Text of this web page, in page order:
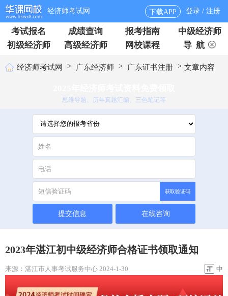
经济师考试网 下载APP 登录 / 注册
考试报名 成绩查询 报考指南
中级经济师
初级经济师
高级经济师 网校课程 导 航
经济师考试网 > 广东经济师 > 广东证书注册 > 文章内容
思维导题、历年真题汇编、三色笔记等
获取验证码
提交信息 在线咨询
2023年湛江初中级经济师合格证书领取通知
来源： 湛江市人事考试服务中心 2024-1-30 中